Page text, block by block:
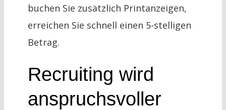
buchen Sie zusätzlich Printanzeigen,
erreichen Sie schnell einen 5-stelligen
Betrag.
Recruiting wird
anspruchsvoller